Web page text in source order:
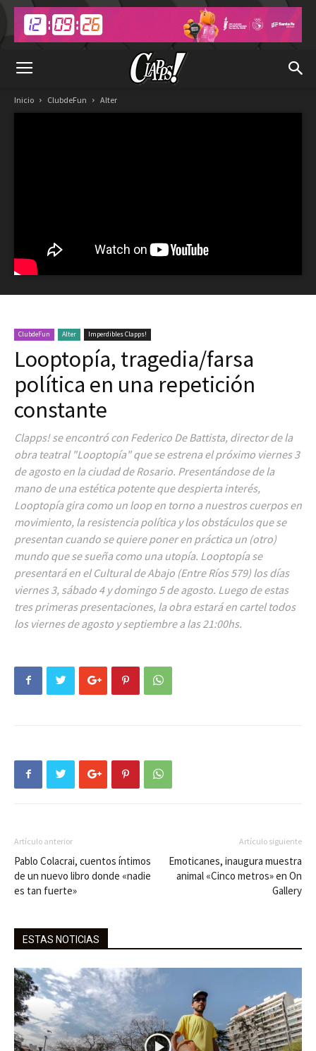
Inicio ClubdeFun Alter
ClubdeFun Alter Imperdibles Clapps!
Looptopía, tragedia/farsa
política en una repetición
constante
Clapps! se encontró con Federico De Battista, director de la
obra teatral "Looptopía" que se estrena el próximo viernes 3
de agosto en la ciudad de Rosario. Presentándose de la
mano de una estética potente que despierta interés,
Looptopía gira como un loop en torno a nuestros cuerpos en
movimiento, la resistencia política y los obstáculos que se
presentan cuando se quiere poner en práctica un (otro)
mundo que se sueña como una utopía. Looptopía se
presentará en el Cultural de Abajo (Entre Ríos 579) los días
viernes 3, sábado 4 y domingo 5 de agosto. Luego de estas
tres primeras presentaciones, la obra estará en cartel todos
los viernes de agosto y septiembre a las 21:00hs.
Artículo anterior
Pablo Colacrai, cuentos íntimos
de un nuevo libro donde «nadie
es tan fuerte»
Artículo siguiente
Emoticanes, inaugura muestra
animal «Cinco metros» en On
Gallery
ESTAS NOTICIAS